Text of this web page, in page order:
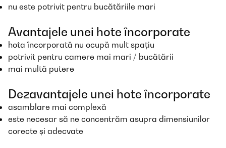
nu este potrivit pentru bucătăriile mari
Avantajele unei hote încorporate
hota încorporată nu ocupă mult spațiu
potrivit pentru camere mai mari / bucătării
mai multă putere
Dezavantajele unei hote încorporate
asamblare mai complexă
este necesar să ne concentrăm asupra dimensiunilor
corecte și adecvate